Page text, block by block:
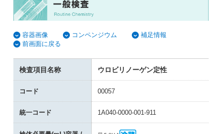
容器画像 コンペンジウム
補足情報
前画面に戻る
検査項目名称 ウロビリノーゲン定性
コード 00057
統一コード 1A040-0000-001-911